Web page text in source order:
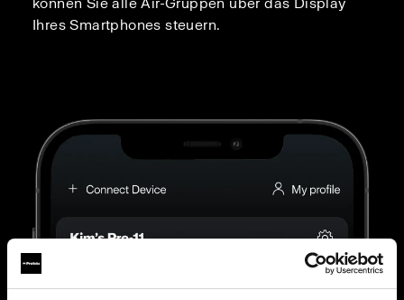
Ihres Smartphones steuern.